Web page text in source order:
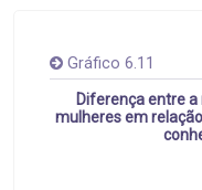
Gráfico 6.11
Diferença entre
mulheres em